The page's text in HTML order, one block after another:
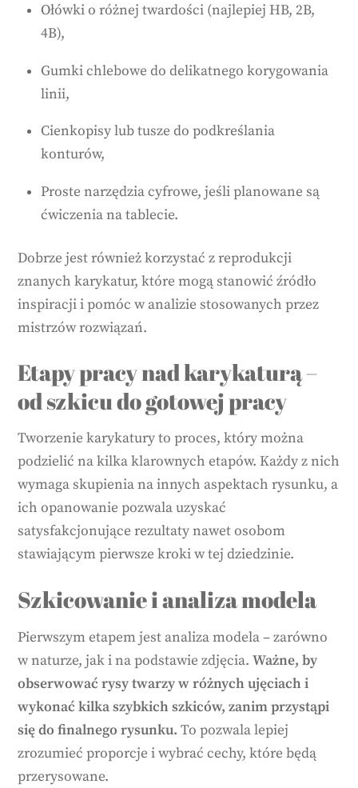
Ołówki o różnej twardości (najlepiej HB, 2B,
4B),
Gumki chlebowe do delikatnego korygowania
linii,
Cienkopisy lub tusze do podkreślania
konturów,
Proste narzędzia cyfrowe, jeśli planowane są
ćwiczenia na tablecie.
Dobrze jest również korzystać z reprodukcji
znanych karykatur, które mogą stanowić źródło
inspiracji i pomóc w analizie stosowanych przez
mistrzów rozwiązań.
Etapy pracy nad karykaturą –
od szkicu do gotowej pracy
Tworzenie karykatury to proces, który można
podzielić na kilka klarownych etapów. Każdy z nich
wymaga skupienia na innych aspektach rysunku, a
ich opanowanie pozwala uzyskać
satysfakcjonujące rezultaty nawet osobom
stawiającym pierwsze kroki w tej dziedzinie.
Szkicowanie i analiza modela
Pierwszym etapem jest analiza modela – zarówno
w naturze, jak i na podstawie zdjęcia.Ważne, by
obserwować rysy twarzy w różnych ujęciach i
wykonać kilka szybkich szkiców, zanim przystąpi
się do finalnego rysunku. To pozwala lepiej
zrozumieć proporcje i wybrać cechy, które będą
przerysowane.